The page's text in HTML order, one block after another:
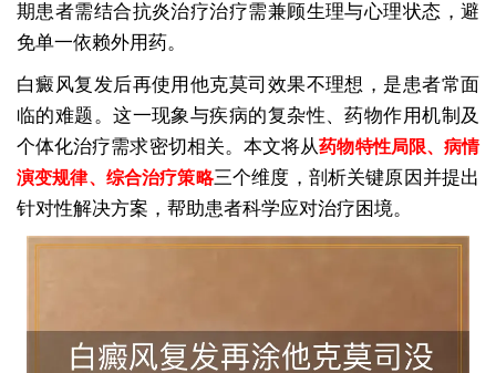
期患者需结合抗炎治疗治疗需兼顾生理与心理状态，避
免单一依赖外用药。
白癜风复发后再使用他克莫司效果不理想，是患者常面
临的难题。这一现象与疾病的复杂性、药物作用机制及
个体化治疗需求密切相关。本文将从药物特性局限、病情
演变规律、综合治疗策略三个维度，剖析关键原因并提出
针对性解决方案，帮助患者科学应对治疗困境。